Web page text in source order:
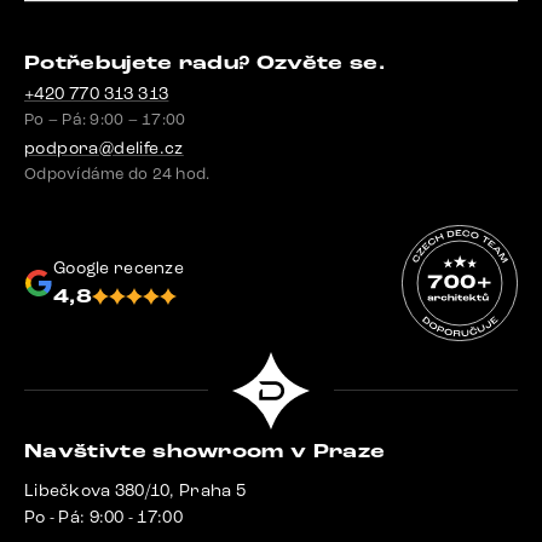
Potřebujete radu? Ozvěte se.
+420 770 313 313
Po – Pá: 9:00 – 17:00
podpora@delife.cz
Odpovídáme do 24 hod.
Google recenze
4,8
Navštivte showroom v Praze
Libečkova 380/10, Praha 5
Po - Pá: 9:00 - 17:00